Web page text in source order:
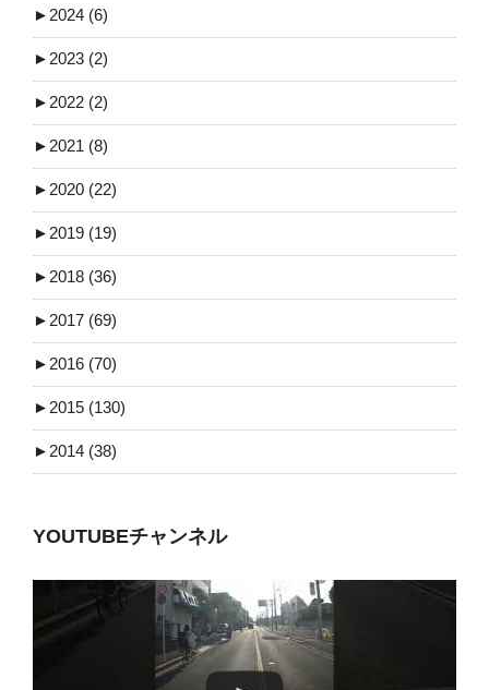
► 2024 (6)
► 2023 (2)
► 2022 (2)
► 2021 (8)
► 2020 (22)
► 2019 (19)
► 2018 (36)
► 2017 (69)
► 2016 (70)
► 2015 (130)
► 2014 (38)
YOUTUBEチャンネル